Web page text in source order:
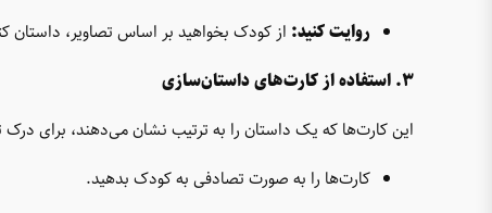
روایت کنید: از کودک بخواهید بر اساس تصاویر، داستان
۳. استفاده از کارت‌های داستان‌سازی
این کارت‌ها که یک داستان را به ترتیب نشان می‌دهند، برای
کارت‌ها را به صورت تصادفی به کودک بدهید.